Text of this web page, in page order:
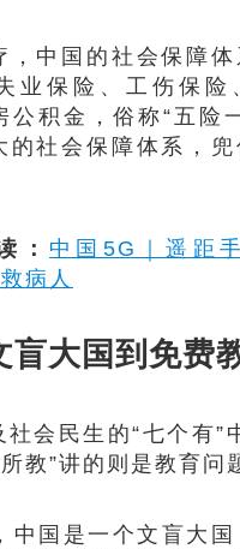
中国的社会保障体
业保险、工伤保险
公积金，俗称“五险
的社会保障体系，兜
： 中国5G｜遥距
病人
盲大国到免费
民生的“七个有”
教”讲的则是教育问
国是一个文盲大国